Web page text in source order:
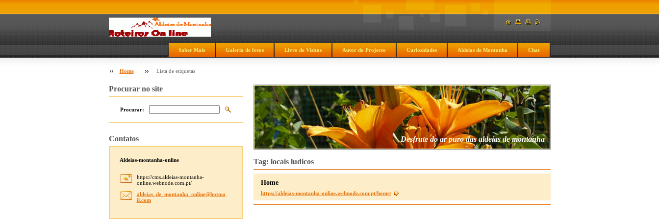
Saber Mais Galeria de fotos Livro de Visitas Autor do Projecto Curiosidades Aldeias de Montanha Chat
Home Lista de etiquetas
Desfrute do ar puro das aldeias de montanha
Tag: locais ludicos
Home
https://aldeias-montanha-online.webnode.com.pt/home/
Procurar no site
Procurar:
Contatos
Aldeias-montanha-online
https://cms.aldeias-montanha-
online.webnode.com.pt/
aldeias_ de_montanha_online@hotma
il.com